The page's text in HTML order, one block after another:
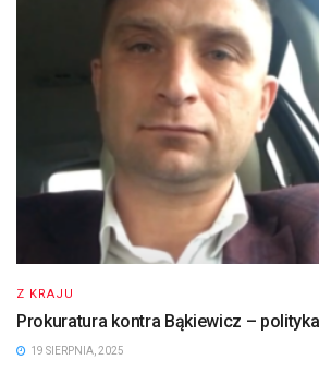
Z KRAJU
Prokuratura kontra Bąkiewicz –
19 SIERPNIA, 2025